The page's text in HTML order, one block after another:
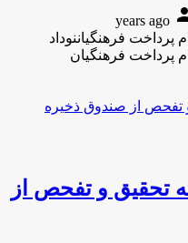
پرداخت فرهنگیاننوداد
پرداخت فرهنگیان
تحقیق و تفحص از